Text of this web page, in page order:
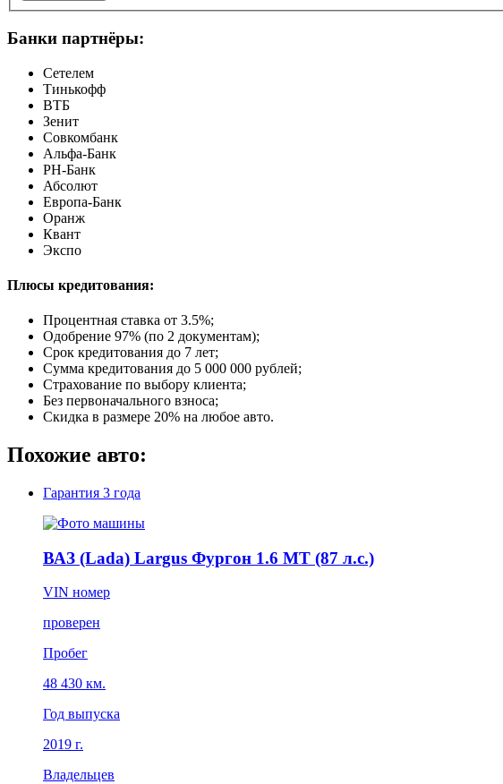
Банки партнёры:
Сетелем
Тинькофф
ВТБ
Зенит
Совкомбанк
Альфа-Банк
РН-Банк
Абсолют
Европа-Банк
Оранж
Квант
Экспо
Плюсы кредитования:
Процентная ставка от 3.5%;
Одобрение 97% (по 2 документам);
Срок кредитования до 7 лет;
Сумма кредитования до 5 000 000 рублей;
Страхование по выбору клиента;
Без первоначального взноса;
Скидка в размере 20% на любое авто.
Похожие авто:
Гарантия 3 года
ВАЗ (Lada) Largus Фургон 1.6 MT (87 л.с.)
VIN номер
проверен
Пробег
48 430 км.
Год выпуска
2019 г.
Владельцев